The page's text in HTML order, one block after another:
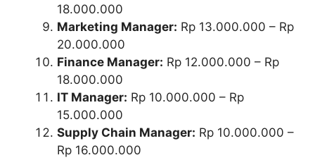
18.000.000
Marketing Manager: Rp 13.000.000 – Rp
20.000.000
Finance Manager: Rp 12.000.000 – Rp
18.000.000
IT Manager: Rp 10.000.000 – Rp
15.000.000
Supply Chain Manager: Rp 10.000.000 –
Rp 16.000.000